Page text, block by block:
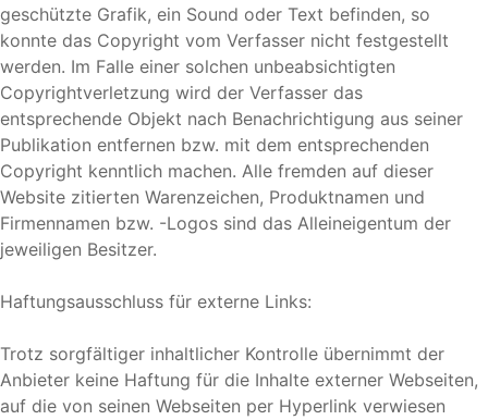
geschützte Grafik, ein Sound oder Text befinden, so
konnte das Copyright vom Verfasser nicht festgestellt
werden. Im Falle einer solchen unbeabsichtigten
Copyrightverletzung wird der Verfasser das
entsprechende Objekt nach Benachrichtigung aus seiner
Publikation entfernen bzw. mit dem entsprechenden
Copyright kenntlich machen. Alle fremden auf dieser
Website zitierten Warenzeichen, Produktnamen und
Firmennamen bzw. -Logos sind das Alleineigentum der
jeweiligen Besitzer.
Haftungsausschluss für externe Links:
Trotz sorgfältiger inhaltlicher Kontrolle übernimmt der
Anbieter keine Haftung für die Inhalte externer Webseiten,
auf die von seinen Webseiten per Hyperlink verwiesen